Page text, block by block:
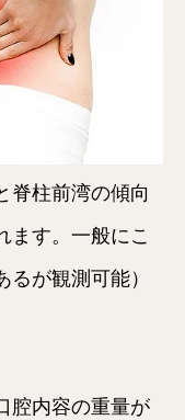
脊柱前湾の傾向
ます。一般にこ
が観測可能）
腔内容の重量が